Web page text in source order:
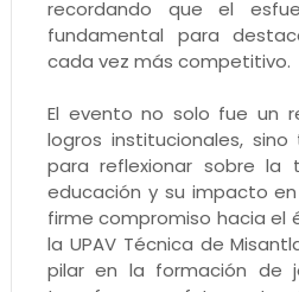
recordando que el
fundamental para
cada vez más competitivo.
El evento no solo fue un
logros institucionales,
para reflexionar sobre la
educación y su impacto
firme compromiso hacia el
la UPAV Técnica de
pilar en la formación de